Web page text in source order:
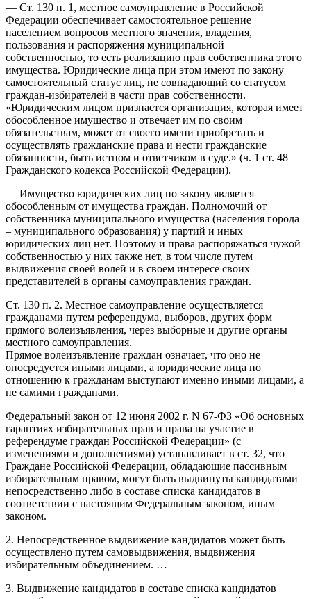
— Ст. 130 п. 1, местное самоуправление в Российской
Федерации обеспечивает самостоятельное решение
населением вопросов местного значения, владения,
пользования и распоряжения муниципальной
собственностью, то есть реализацию прав собственника этого
имущества. Юридические лица при этом имеют по закону
самостоятельный статус лиц, не совпадающий со статусом
граждан-избирателей в части прав собственности.
«Юридическим лицом признается организация, которая имеет
обособленное имущество и отвечает им по своим
обязательствам, может от своего имени приобретать и
осуществлять гражданские права и нести гражданские
обязанности, быть истцом и ответчиком в суде.» (ч. 1 ст. 48
Гражданского кодекса Российской Федерации).
— Имущество юридических лиц по закону является
обособленным от имущества граждан. Полномочий от
собственника муниципального имущества (населения города
– муниципального образования) у партий и иных
юридических лиц нет. Поэтому и права распоряжаться чужой
собственностью у них также нет, в том числе путем
выдвижения своей волей и в своем интересе своих
представителей в органы самоуправления граждан.
Ст. 130 п. 2. Местное самоуправление осуществляется
гражданами путем референдума, выборов, других форм
прямого волеизъявления, через выборные и другие органы
местного самоуправления.
Прямое волеизъявление граждан означает, что оно не
опосредуется иными лицами, а юридические лица по
отношению к гражданам выступают именно иными лицами, а
не самими гражданами.
Федеральный закон от 12 июня 2002 г. N 67-ФЗ «Об основных
гарантиях избирательных прав и права на участие в
референдуме граждан Российской Федерации» (с
изменениями и дополнениями) устанавливает в ст. 32, что
Граждане Российской Федерации, обладающие пассивным
избирательным правом, могут быть выдвинуты кандидатами
непосредственно либо в составе списка кандидатов в
соответствии с настоящим Федеральным законом, иным
законом.
2. Непосредственное выдвижение кандидатов может быть
осуществлено путем самовыдвижения, выдвижения
избирательным объединением. …
3. Выдвижение кандидатов в составе списка кандидатов